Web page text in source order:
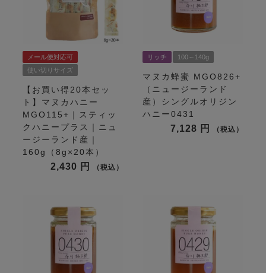
メール便対応可
使い切りサイズ
【お買い得20本セッ
ト】マヌカハニー
MGO115+｜スティッ
クハニープラス｜ニュ
ージーランド産｜
160g（8g×20本）
2,430 税込
リッチ 100～140g
マヌカ蜂蜜 MGO826+
（ニュージーランド
産）シングルオリジン
ハニー0431
7,128 税込